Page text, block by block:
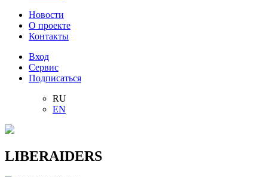
Новости
О проекте
Контакты
Вход
Сервис
Подписаться
RU
EN
LIBERAIDERS